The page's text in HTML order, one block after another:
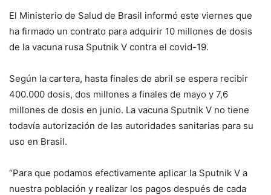
El Ministerio de Salud de Brasil informó este viernes que
ha firmado un contrato para adquirir 10 millones de dosis
de la vacuna rusa Sputnik V contra el covid-19.
Según la cartera, hasta finales de abril se espera recibir
400.000 dosis, dos millones a finales de mayo y 7,6
millones de dosis en junio. La vacuna Sputnik V no tiene
todavía autorización de las autoridades sanitarias para su
uso en Brasil.
“Para que podamos efectivamente aplicar la Sputnik V a
nuestra población y realizar los pagos después de cada